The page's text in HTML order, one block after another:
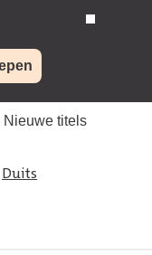
Nieuwe titels
Duits